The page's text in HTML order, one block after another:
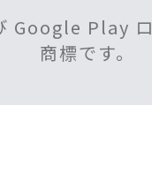
Google Play
商標です。